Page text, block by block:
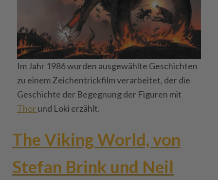
Im Jahr 1986 wurden ausgewählte Geschichten
zu einem Zeichentrickfilm verarbeitet, der die
Geschichte der Begegnung der Figuren mit
Thorund Loki erzählt.
The Viking World, von
Stefan Brink und Neil